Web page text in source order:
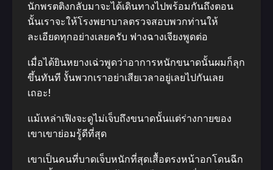
นักพรตติงกลับมาจะได้เดินทางไปพร้อมกันถึงตอน
นั้นเราจะให้โรงพยาบาลตรวจสอบพวกท่านให้
ละเอียดทุกอย่างเลยครับ ฟางฉางเจียงพูดต่อ
เมื่อได้ยินหยางเฉ่วพูดว่าอาการหนักขนาดนั้นผมก็ลุก
ขึ้นทันที งั้นพวกเราอย่าเสียเวลาอยู่เลยไปกันเลย
เถอะ!
แม้เหล่าเฟิงจะดูไม่เจ็บถึงขนาดนั้นแต่ร่างกายของ
เขาเขาย่อมรู้ดีที่สุด
เขาเป็นคนที่บาดเจ็บหนักที่สุดเสื้อตรงหน้าอกโดนฉีก